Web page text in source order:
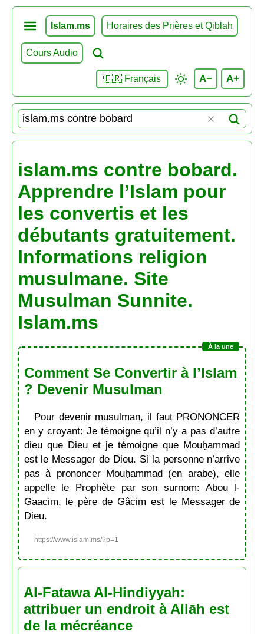
Islam.ms Horaires des Prières et Qiblah
Cours Audio
🇫🇷 Français A− A+
islam.ms contre bobard.
Apprendre l’Islam pour
les convertis et les
débutants gratuitement.
Informations religion
musulmane. Site
Musulman Sunnite.
Islam.ms
Comment Se Convertir à l’Islam
? Devenir Musulman
Pour devenir musulman, il faut PRONONCER
en y croyant: Je témoigne qu’il n’y a pas d’autre
dieu que Dieu et je témoigne que Mouḥammad
est le Messager de Dieu. Si la personne n’arrive
pas à prononcer Mouḥammad (en arabe), elle
appelle le Prophète par son surnom: Abou l-
Gaacim, le père de Gâcim est le Messager de
Dieu.
https://www.islam.ms/?p=1
Al-Fatawa Al-Hindiyyah:
attribuer un endroit à Allāh est
de la mécréance